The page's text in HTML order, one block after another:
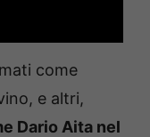
come
e altri,
Dario Aita nel